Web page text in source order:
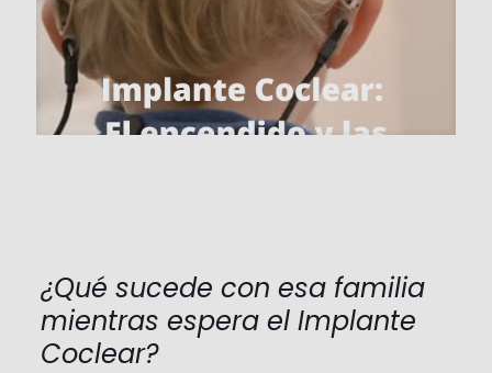
¿Qué sucede con esa familia
mientras espera el Implante
Coclear?